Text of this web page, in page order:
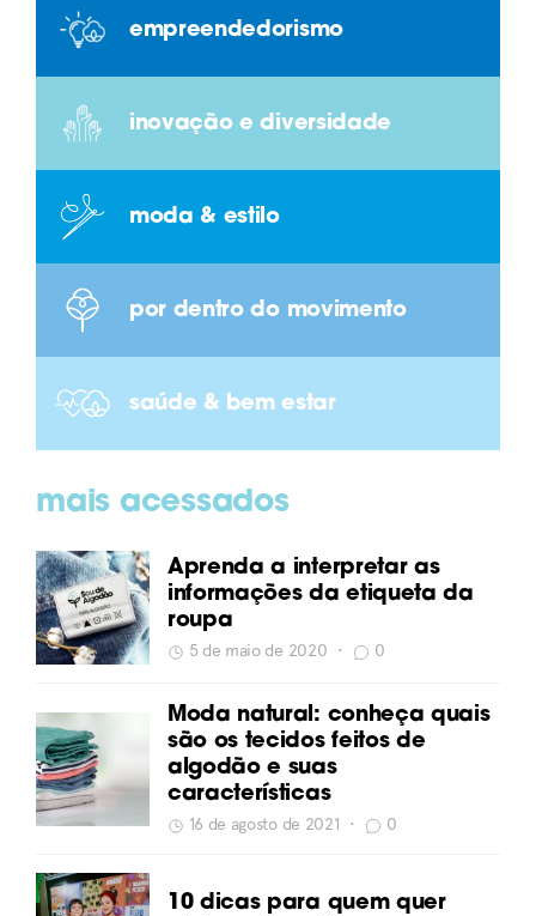
empreendedorismo
inovação e diversidade
moda & estilo
por dentro do movimento
saúde & bem estar
mais acessados
Aprenda a interpretar as
informações da etiqueta da
roupa
5 de maio de 2020 • 0
Moda natural: conheça quais
são os tecidos feitos de
algodão e suas
características
16 de agosto de 2021 • 0
10 dicas para quem quer